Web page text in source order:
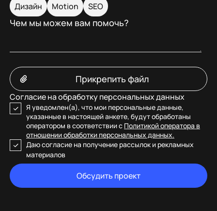
Дизайн
Motion SEO
Чем мы можем вам помочь?
Прикрепить файл
Согласие на обработку персональных данных
Я уведомлен(а), что мои персональные данные,
указанные в настоящей анкете, будут обработаны
оператором в соответствии с Политикой оператора в
отношении обработки персональных данных.
Даю согласие на получение рассылок и рекламных
материалов
Обсудить проект